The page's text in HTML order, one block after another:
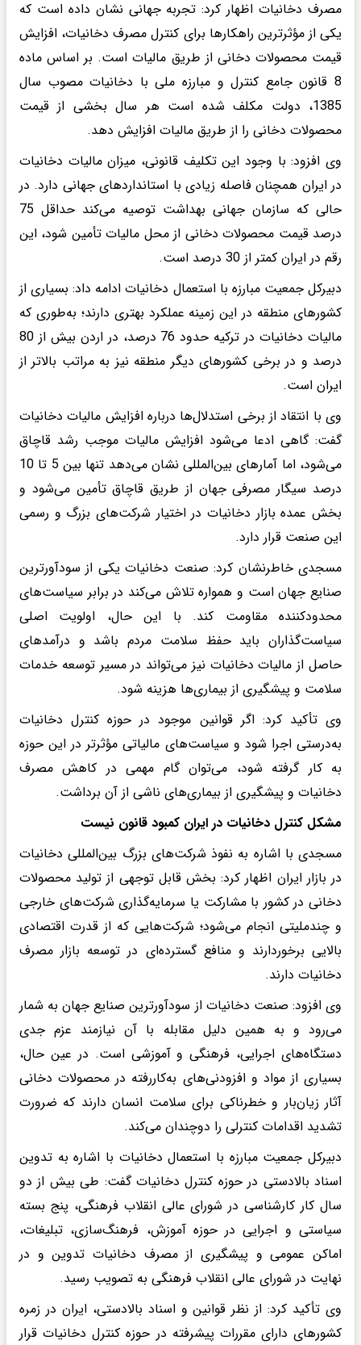
مصرف دخانیات اظهار کرد: تجربه جهانی نشان داده است که
یکی از مؤثرترین راهکارها برای کنترل مصرف دخانیات، افزایش
قیمت محصولات دخانی از طریق مالیات است. بر اساس ماده
8 قانون جامع کنترل و مبارزه ملی با دخانیات مصوب سال
1385، دولت مکلف شده است هر سال بخشی از قیمت
محصولات دخانی را از طریق مالیات افزایش دهد.
وی افزود: با وجود این تکلیف قانونی، میزان مالیات دخانیات
در ایران همچنان فاصله زیادی با استانداردهای جهانی دارد. در
حالی که سازمان جهانی بهداشت توصیه می‌کند حداقل 75
درصد قیمت محصولات دخانی از محل مالیات تأمین شود، این
رقم در ایران کمتر از 30 درصد است.
دبیرکل جمعیت مبارزه با استعمال دخانیات ادامه داد: بسیاری از
کشورهای منطقه در این زمینه عملکرد بهتری دارند؛ به‌طوری که
مالیات دخانیات در ترکیه حدود 76 درصد، در اردن بیش از 80
درصد و در برخی کشورهای دیگر منطقه نیز به مراتب بالاتر از
ایران است.
وی با انتقاد از برخی استدلال‌ها درباره افزایش مالیات دخانیات
گفت: گاهی ادعا می‌شود افزایش مالیات موجب رشد قاچاق
می‌شود، اما آمارهای بین‌المللی نشان می‌دهد تنها بین 5 تا 10
درصد سیگار مصرفی جهان از طریق قاچاق تأمین می‌شود و
بخش عمده بازار دخانیات در اختیار شرکت‌های بزرگ و رسمی
این صنعت قرار دارد.
مسجدی خاطرنشان کرد: صنعت دخانیات یکی از سودآورترین
صنایع جهان است و همواره تلاش می‌کند در برابر سیاست‌های
محدودکننده مقاومت کند. با این حال، اولویت اصلی
سیاست‌گذاران باید حفظ سلامت مردم باشد و درآمدهای
حاصل از مالیات دخانیات نیز می‌تواند در مسیر توسعه خدمات
سلامت و پیشگیری از بیماری‌ها هزینه شود.
وی تأکید کرد: اگر قوانین موجود در حوزه کنترل دخانیات
به‌درستی اجرا شود و سیاست‌های مالیاتی مؤثرتر در این حوزه
به کار گرفته شود، می‌توان گام مهمی در کاهش مصرف
دخانیات و پیشگیری از بیماری‌های ناشی از آن برداشت.
مشکل کنترل دخانیات در ایران کمبود قانون نیست
مسجدی با اشاره به نفوذ شرکت‌های بزرگ بین‌المللی دخانیات
در بازار ایران اظهار کرد: بخش قابل توجهی از تولید محصولات
دخانی در کشور با مشارکت یا سرمایه‌گذاری شرکت‌های خارجی
و چندملیتی انجام می‌شود؛ شرکت‌هایی که از قدرت اقتصادی
بالایی برخوردارند و منافع گسترده‌ای در توسعه بازار مصرف
دخانیات دارند.
وی افزود: صنعت دخانیات از سودآورترین صنایع جهان به شمار
می‌رود و به همین دلیل مقابله با آن نیازمند عزم جدی
دستگاه‌های اجرایی، فرهنگی و آموزشی است. در عین حال،
بسیاری از مواد و افزودنی‌های به‌کاررفته در محصولات دخانی
آثار زیان‌بار و خطرناکی برای سلامت انسان دارند که ضرورت
تشدید اقدامات کنترلی را دوچندان می‌کند.
دبیرکل جمعیت مبارزه با استعمال دخانیات با اشاره به تدوین
اسناد بالادستی در حوزه کنترل دخانیات گفت: طی بیش از دو
سال کار کارشناسی در شورای عالی انقلاب فرهنگی، پنج بسته
سیاستی و اجرایی در حوزه آموزش، فرهنگ‌سازی، تبلیغات،
اماکن عمومی و پیشگیری از مصرف دخانیات تدوین و در
نهایت در شورای عالی انقلاب فرهنگی به تصویب رسید.
وی تأکید کرد: از نظر قوانین و اسناد بالادستی، ایران در زمره
کشورهای دارای مقررات پیشرفته در حوزه کنترل دخانیات قرار